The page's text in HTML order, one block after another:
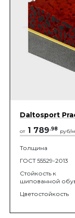
Daltosport
от 1 789.98 руб/м
Толщина
ГОСТ 55529-2013
Стойкость к
шипованной
Цветостойкость